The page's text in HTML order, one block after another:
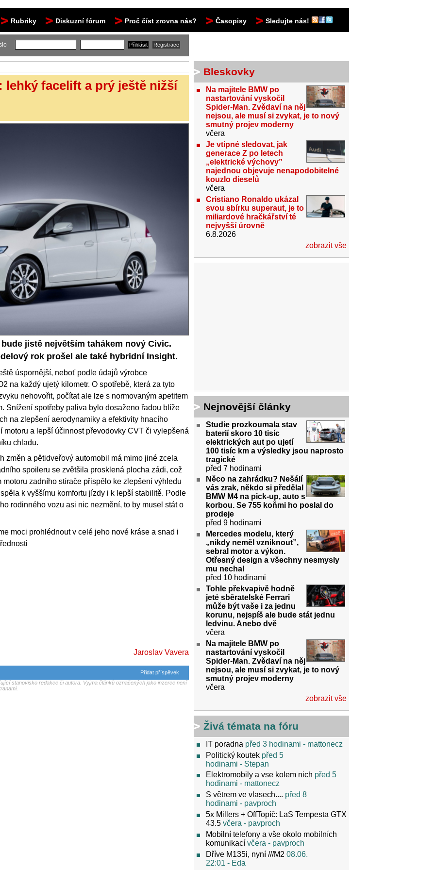
Rubriky Diskuzní fórum Proč číst zrovna nás? Časopisy Sledujte nás!
lehký facelift a prý ještě nižší
jistě největším tahákem nový Civic.
rok prošel ale také hybridní Insight.
úspornější, neboť podle údajů výrobce
na každý ujetý kilometr. O spotřebě, která za tyto
nehovořit, počítat ale lze s normovaným apetitem
Snížení spotřeby paliva bylo dosaženo řadou blíže
na zlepšení aerodynamiky a efektivity hnacího
a lepší účinnost převodovky CVT či vylepšená
chladu.
změn a pětidveřový automobil má mimo jiné zcela
spoileru se zvětšila prosklená plocha zádi, což
zadního stírače přispělo ke zlepšení výhledu
k vyššímu komfortu jízdy i k lepší stabilitě. Podle
rodinného vozu asi nic nezmění, to by musel stát o
moci prohlédnout v celé jeho nové kráse a snad i
Jaroslav Vavera
Přidat příspěvek
stanovisko redakce či autora. Vyjma článků označených jako inzerce není
Bleskovky
Na majitele BMW po
nastartování vyskočil
Spider-Man. Zvědaví na něj
nejsou, ale musí si zvykat, je to nový
smutný projev moderny
včera
Je vtipné sledovat, jak
generace Z po letech
„elektrické výchovy”
najednou objevuje nenapodobitelné
kouzlo dieselů
včera
Cristiano Ronaldo ukázal
svou sbírku superaut, je to
miliardové hračkářství té
nejvyšší úrovně
6.8.2026
zobrazit vše
Nejnovější články
Studie prozkoumala stav
baterií skoro 10 tisíc
elektrických aut po ujetí
100 tisíc km a výsledky jsou naprosto
tragické
před 7 hodinami
Něco na zahrádku? Nešálí
vás zrak, někdo si předělal
BMW M4 na pick-up, auto s
korbou. Se 755 koňmi ho poslal do
prodeje
před 9 hodinami
Mercedes modelu, který
„nikdy neměl vzniknout”,
sebral motor a výkon.
Otřesný design a všechny nesmysly
mu nechal
před 10 hodinami
Tohle překvapivě hodně
jeté sběratelské Ferrari
může být vaše i za jednu
korunu, nejspíš ale bude stát jednu
ledvinu. Anebo dvě
včera
Na majitele BMW po
nastartování vyskočil
Spider-Man. Zvědaví na něj
nejsou, ale musí si zvykat, je to nový
smutný projev moderny
včera
zobrazit vše
Živá témata na fóru
IT poradna před 3 hodinami - mattonecz
Politický koutek před 5
hodinami - Stepan
Elektromobily a vse kolem nich před 5
hodinami - mattonecz
S větrem ve vlasech.... před 8
hodinami - pavproch
5x Millers + OffTopíč: LaS Tempesta GTX
43.5 včera - pavproch
Mobilní telefony a vše okolo mobilních
komunikací včera - pavproch
Dříve M135i, nyní ///M2 08.06.
22:01 - Eda